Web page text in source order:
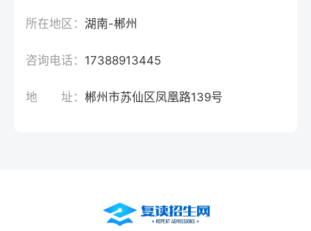
所在地区：湖南-郴州
咨询电话： 17388913445
地 址：郴州市苏仙区凤凰路139号